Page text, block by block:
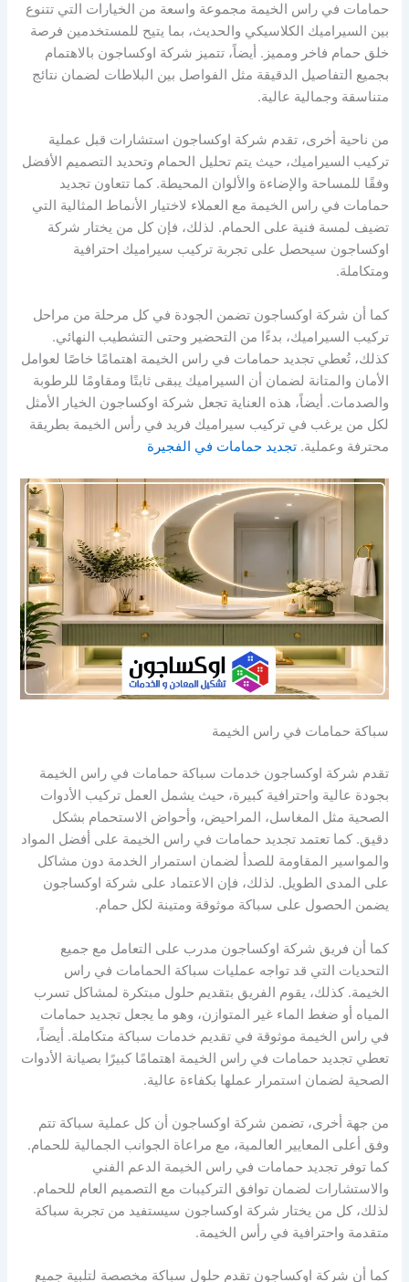
حمامات في راس الخيمة مجموعة واسعة من الخيارات التي تتنوع
بين السيراميك الكلاسيكي والحديث، بما يتيح للمستخدمين فرصة
خلق حمام فاخر ومميز. أيضاً، تتميز شركة اوكساجون بالاهتمام
بجميع التفاصيل الدقيقة مثل الفواصل بين البلاطات لضمان نتائج
متناسقة وجمالية عالية.
من ناحية أخرى، تقدم شركة اوكساجون استشارات قبل عملية
تركيب السيراميك، حيث يتم تحليل الحمام وتحديد التصميم الأفضل
وفقًا للمساحة والإضاءة والألوان المحيطة. كما تتعاون تجديد
حمامات في راس الخيمة مع العملاء لاختيار الأنماط المثالية التي
تضيف لمسة فنية على الحمام. لذلك، فإن كل من يختار شركة
اوكساجون سيحصل على تجربة تركيب سيراميك احترافية
ومتكاملة.
كما أن شركة اوكساجون تضمن الجودة في كل مرحلة من مراحل
تركيب السيراميك، بدءًا من التحضير وحتى التشطيب النهائي.
كذلك، تُعطي تجديد حمامات في راس الخيمة اهتمامًا خاصًا لعوامل
الأمان والمتانة لضمان أن السيراميك يبقى ثابتًا ومقاومًا للرطوبة
والصدمات. أيضاً، هذه العناية تجعل شركة اوكساجون الخيار الأمثل
لكل من يرغب في تركيب سيراميك فريد في رأس الخيمة بطريقة
محترفة وعملية.تجديد حمامات في الفجيرة
سباكة حمامات في راس الخيمة
تقدم شركة اوكساجون خدمات سباكة حمامات في راس الخيمة
بجودة عالية واحترافية كبيرة، حيث يشمل العمل تركيب الأدوات
الصحية مثل المغاسل، المراحيض، وأحواض الاستحمام بشكل
دقيق. كما تعتمد تجديد حمامات في راس الخيمة على أفضل المواد
والمواسير المقاومة للصدأ لضمان استمرار الخدمة دون مشاكل
على المدى الطويل. لذلك، فإن الاعتماد على شركة اوكساجون
يضمن الحصول على سباكة موثوقة ومتينة لكل حمام.
كما أن فريق شركة اوكساجون مدرب على التعامل مع جميع
التحديات التي قد تواجه عمليات سباكة الحمامات في راس
الخيمة. كذلك، يقوم الفريق بتقديم حلول مبتكرة لمشاكل تسرب
المياه أو ضغط الماء غير المتوازن، وهو ما يجعل تجديد حمامات
في راس الخيمة موثوقة في تقديم خدمات سباكة متكاملة. أيضاً،
تعطي تجديد حمامات في راس الخيمة اهتمامًا كبيرًا بصيانة الأدوات
الصحية لضمان استمرار عملها بكفاءة عالية.
من جهة أخرى، تضمن شركة اوكساجون أن كل عملية سباكة تتم
وفق أعلى المعايير العالمية، مع مراعاة الجوانب الجمالية للحمام.
كما توفر تجديد حمامات في راس الخيمة الدعم الفني
والاستشارات لضمان توافق التركيبات مع التصميم العام للحمام.
لذلك، كل من يختار شركة اوكساجون سيستفيد من تجربة سباكة
متقدمة واحترافية في رأس الخيمة.
كما أن شركة اوكساجون تقدم حلول سباكة مخصصة لتلبية جميع